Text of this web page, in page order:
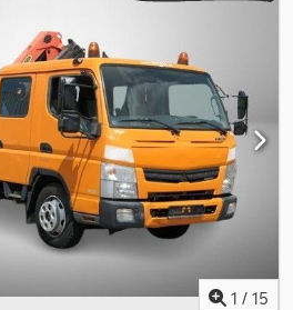
metai:2019
centrinis užraktas, elektrinis langų
veidrodis, kruizo
sėdynės šildytuvas ,
1 / 15